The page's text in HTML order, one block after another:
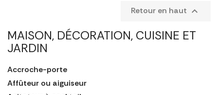
MAISON, DÉCORATION, CUISINE ET
JARDIN
Accroche-porte
Affûteur ou aiguiseur
Retour en haut 